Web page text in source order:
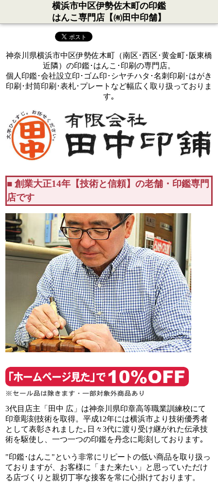
横浜市中区伊勢佐木町の印鑑
はんこ専門店【㈲田中印舗】
神奈川県横浜市中区伊勢佐木町（南区･西区･黄金町･阪東橋
近隣）の印鑑･はんこ･印刷の専門店。
個人印鑑･会社設立印･ゴム印･シヤチハタ･名刺印刷･はがき
印刷･封筒印刷･表札･プレートなど幅広く取り扱っておりま
す｡
■ 創業大正14年【技術と信頼】の老舗・印鑑専門
店です
3代目店主「田中 広」は神奈川県印章高等職業訓練校にて
印章彫刻技術を取得。平成12年には横浜市より技術優秀者
として表彰されました｡ 日々3代に渡り受け継がれた伝承技
術を駆使し、一つ一つの印鑑を丹念に彫刻しております｡
"印鑑･はんこ"という非常にリピートの低い商品を取り扱っ
ておりますが、お客様に
「また来たい」と思っていただけ
る店づくりと 親切丁寧な接客を常に心掛けております。